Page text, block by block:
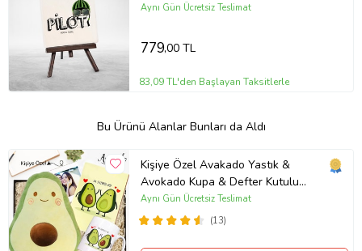
Aynı Gün Ücretsiz Teslimat
779,00 TL
83,09 TL'den Başlayan Taksitlerle
Bu Ürünü Alanlar Bunları da Aldı
Kişiye Özel Avakado Yastık &
Avokado Kupa & Defter Kutulu
Hediye Seti
(13)
Aynı Gün Ücretsiz Teslimat